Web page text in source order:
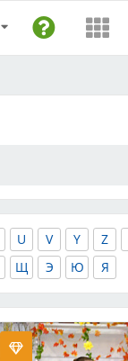
U V Y Z
Щ Э Ю Я